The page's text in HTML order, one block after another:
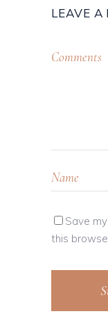
LEAVE A
Save
this